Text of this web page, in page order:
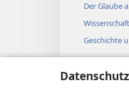
Der Glaube
Geschichte